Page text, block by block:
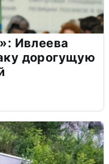
Ивлеева
дорогущую